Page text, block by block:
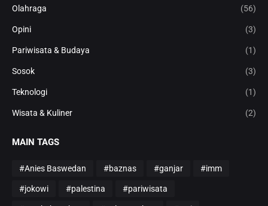
Olahraga (56)
Opini (3)
Pariwisata & Budaya (1)
Sosok (3)
Teknologi (1)
Wisata & Kuliner (2)
MAIN TAGS
#Anies Baswedan #baznas #ganjar #imm
#jokowi #palestina #pariwisata